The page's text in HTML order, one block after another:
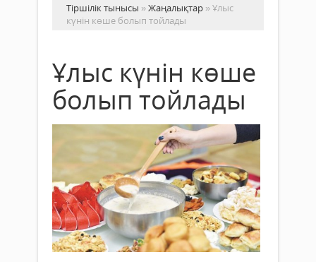
Тіршілік тынысы »Жаңалықтар » Ұлыс
күнін көше болып тойлады
Ұлыс күнін көше
болып тойлады